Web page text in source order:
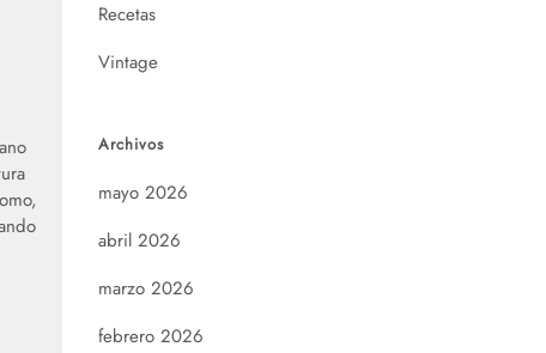
Recetas
Vintage
Archivos
mayo 2026
abril 2026
marzo 2026
febrero 2026